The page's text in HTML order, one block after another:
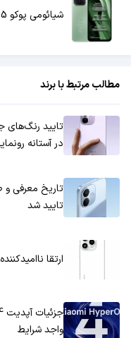
شیائومی پوکو C85 ظرفیت 256GB رم 8GB
مطالب مرتبط با برند
در آستانه
تایید شد
ارتقا
واجد شرایط